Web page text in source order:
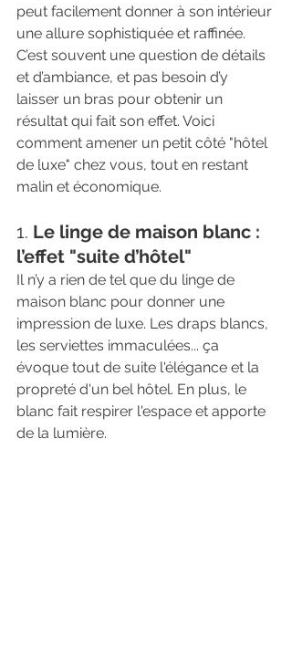
peut facilement donner à son intérieur
une allure sophistiquée et raffinée.
C’est souvent une question de détails
et d’ambiance, et pas besoin d’y
laisser un bras pour obtenir un
résultat qui fait son effet. Voici
comment amener un petit côté "hôtel
de luxe" chez vous, tout en restant
malin et économique.
1. Le linge de maison blanc :
l’effet "suite d’hôtel"
Il n’y a rien de tel que du linge de
maison blanc pour donner une
impression de luxe. Les draps blancs,
les serviettes immaculées... ça
évoque tout de suite l'élégance et la
propreté d'un bel hôtel. En plus, le
blanc fait respirer l'espace et apporte
de la lumière.